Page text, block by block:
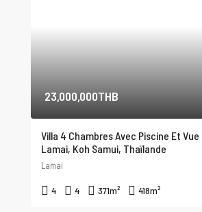
23,000,000THB
Villa 4 Chambres Avec Piscine Et Vue
Lamai, Koh Samui, Thaïlande
Lamai
4 4 371m² 418m²